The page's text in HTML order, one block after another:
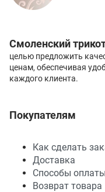
Смоленский
целью предложить
ценам, обеспечивая
каждого клиента.
Покупателям
Как сделать
Доставка
Способы оплаты
Возврат товара